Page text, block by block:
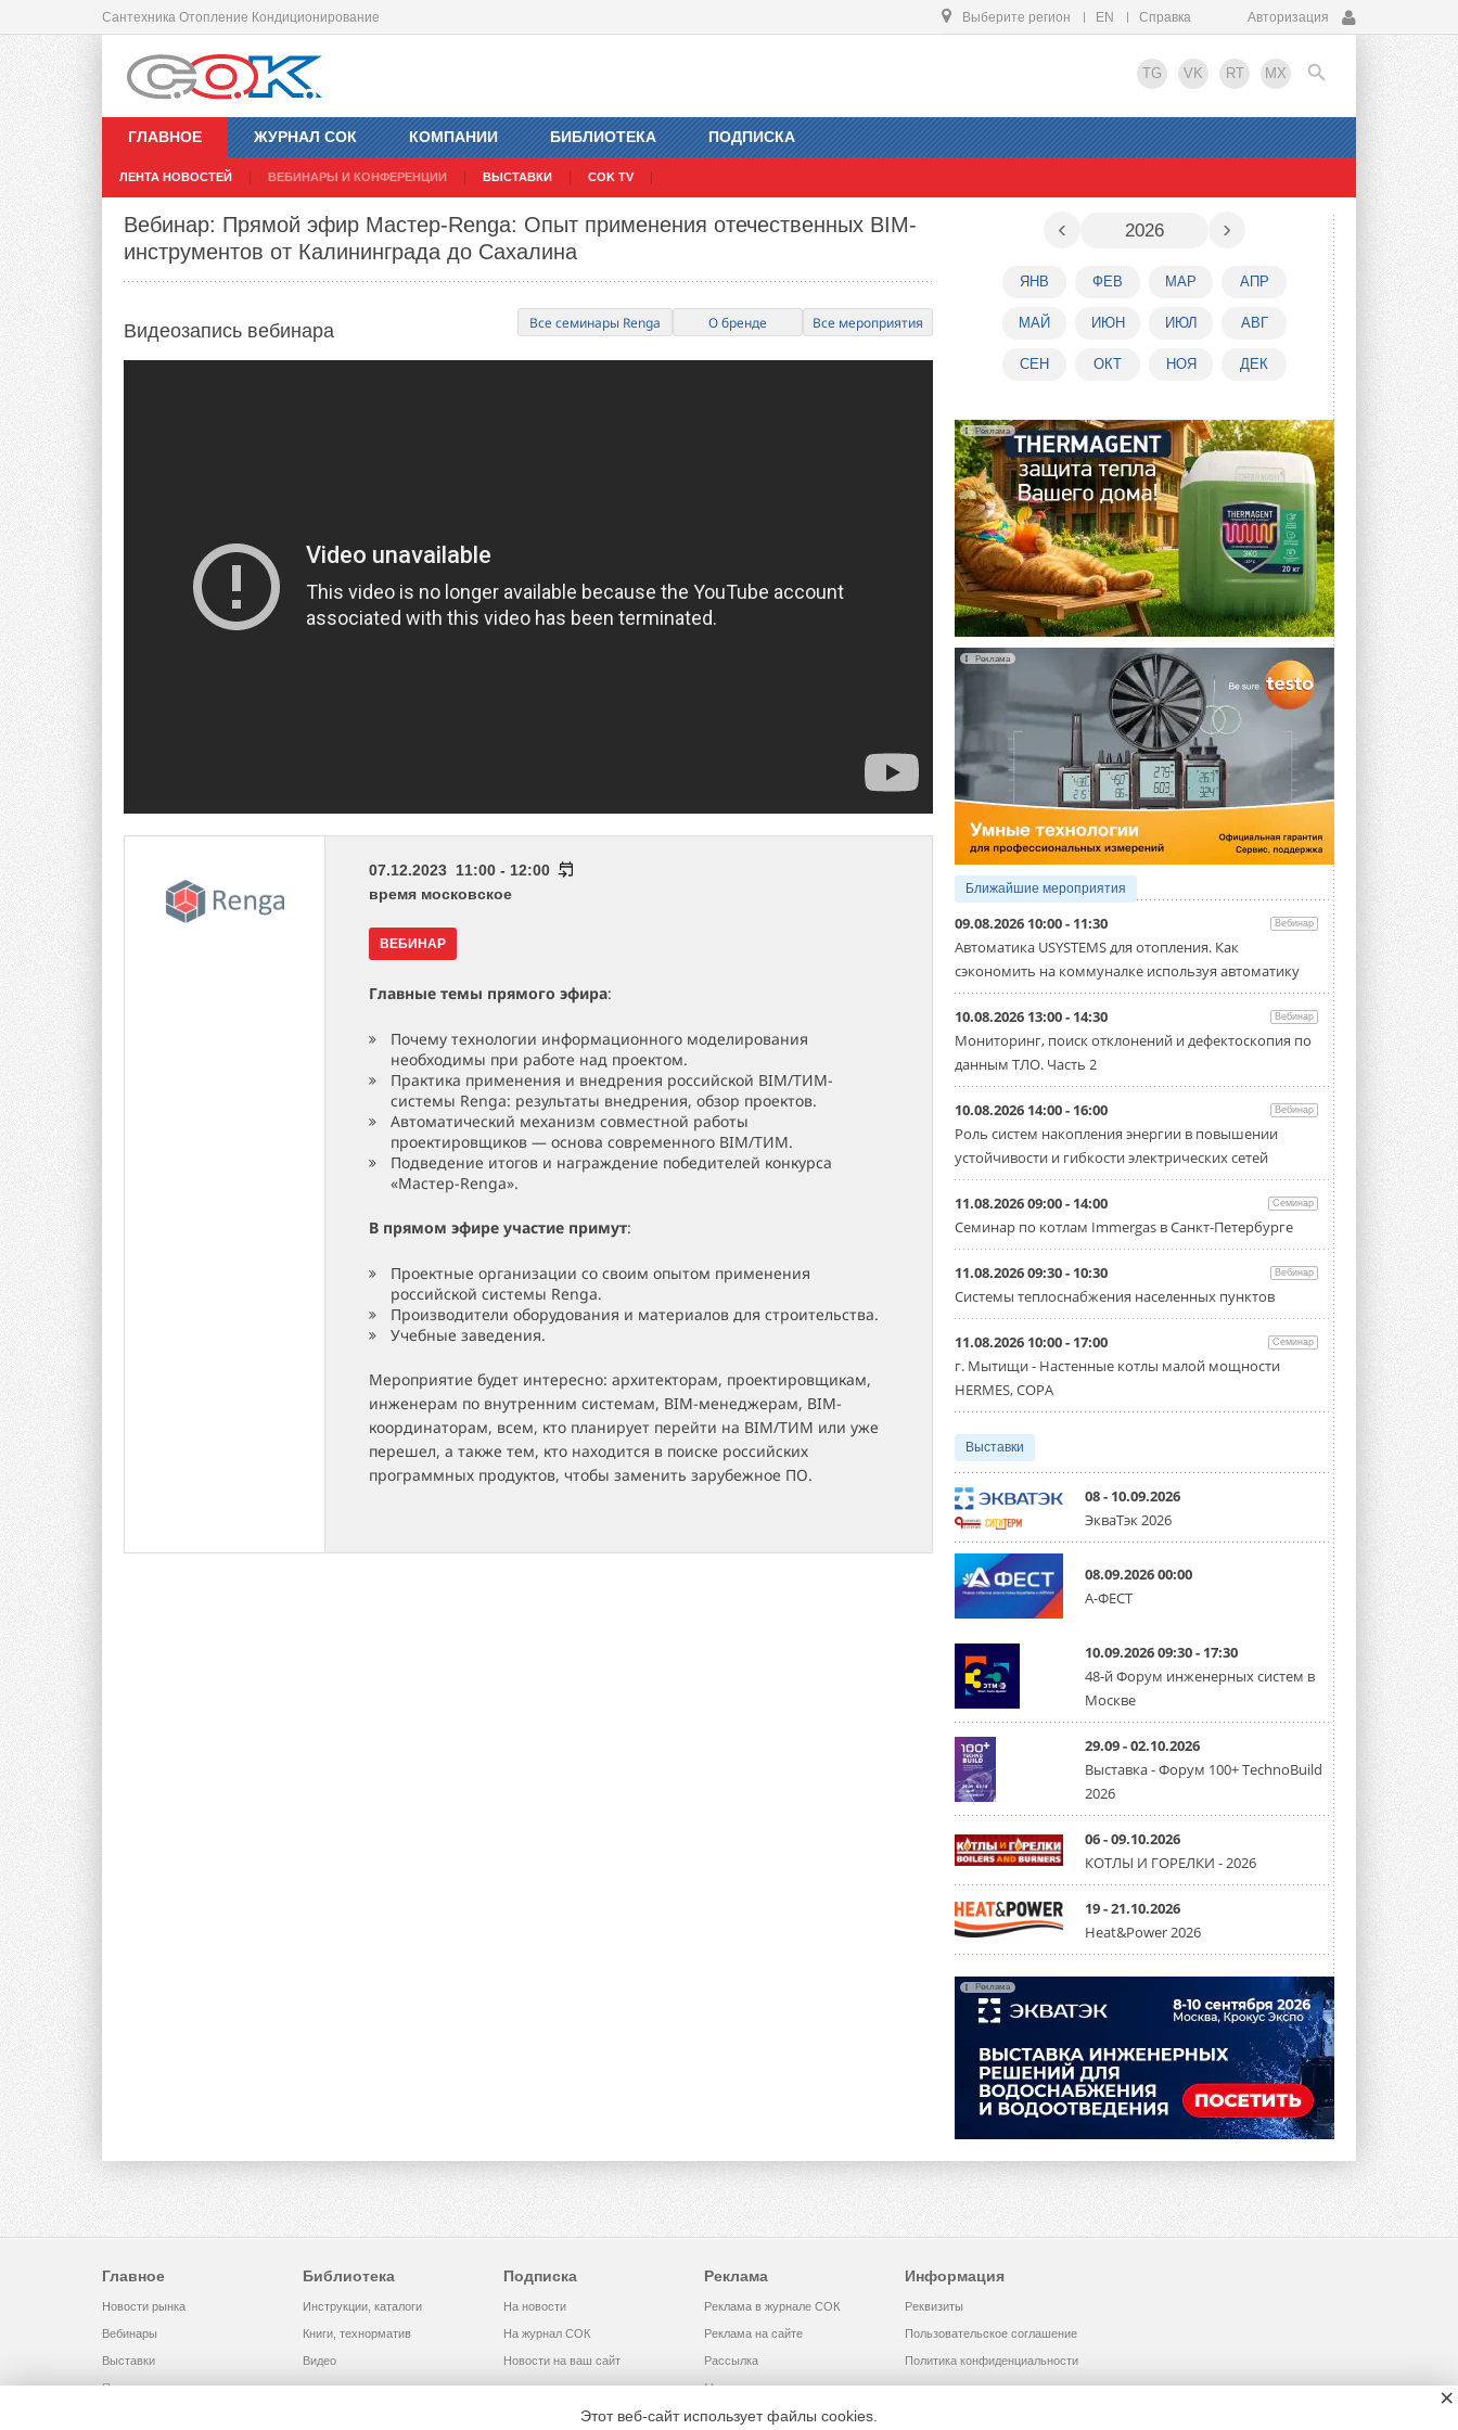
Сантехника Отопление Кондиционирование Выберите регион EN Справка Авторизация
TG VK RT MX
ГЛАВНОЕ
ЛЕНТА НОВОСТЕЙ ВЕБИНАРЫ И КОНФЕРЕНЦИИ ВЫСТАВКИ COK TV
ЖУРНАЛ СОК КОМПАНИИ БИБЛИОТЕКА ПОДПИСКА
EN
Вебинар: Прямой эфир Мастер-Renga: Опыт применения отечественных BIM-
инструментов от Калининграда до Сахалина
Все семинары Renga О бренде Все мероприятия
Видеозапись вебинара
07.12.2023 11:00 - 12:00
время московское
ВЕБИНАР
Главные темы прямого эфира:
Почему технологии информационного моделирования
необходимы при работе над проектом.
Практика применения и внедрения российской BIM/ТИМ-
системы Renga: результаты внедрения, обзор проектов.
Автоматический механизм совместной работы
проектировщиков — основа современного BIM/ТИМ.
Подведение итогов и награждение победителей конкурса
«Мастер-Renga».
В прямом эфире участие примут:
Проектные организации со своим опытом применения
российской системы Renga.
Производители оборудования и материалов для строительства.
Учебные заведения.
Мероприятие будет интересно: архитекторам, проектировщикам,
инженерам по внутренним системам, BIM-менеджерам, BIM-
координаторам, всем, кто планирует перейти на BIM/ТИМ или уже
перешел, а также тем, кто находится в поиске российских
программных продуктов, чтобы заменить зарубежное ПО.
‹ 2026 ›
ЯНВ ФЕВ МАР АПР
МАЙ ИЮН ИЮЛ АВГ
СЕН ОКТ НОЯ ДЕК
Реклама
Реклама
Ближайшие мероприятия
09.08.2026 10:00 - 11:30 Вебинар
Автоматика USYSTEMS для отопления. Как
сэкономить на коммуналке используя автоматику
10.08.2026 13:00 - 14:30 Вебинар
Мониторинг, поиск отклонений и дефектоскопия по
данным ТЛО. Часть 2
10.08.2026 14:00 - 16:00 Вебинар
Роль систем накопления энергии в повышении
устойчивости и гибкости электрических сетей
11.08.2026 09:00 - 14:00 Семинар
Семинар по котлам Immergas в Санкт-Петербурге
11.08.2026 09:30 - 10:30 Вебинар
Системы теплоснабжения населенных пунктов
11.08.2026 10:00 - 17:00 Семинар
г. Мытищи - Настенные котлы малой мощности
HERMES, COPA
Выставки
08 - 10.09.2026
ЭкваТэк 2026
08.09.2026 00:00
А-ФЕСТ
10.09.2026 09:30 - 17:30
48-й Форум инженерных систем в
Москве
29.09 - 02.10.2026
Выставка - Форум 100+ TechnoBuild
2026
06 - 09.10.2026
КОТЛЫ И ГОРЕЛКИ - 2026
19 - 21.10.2026
Heat&Power 2026
Реклама
Главное
Новости рынка
Вебинары
Выставки
Помощь
Библиотека
Инструкции, каталоги
Книги, технорматив
Видео
Подписка
На новости
На журнал СОК
Новости на ваш сайт
Реклама
Реклама в журнале СОК
Реклама на сайте
Рассылка
Медиакит
Информация
Реквизиты
Пользовательское соглашение
Политика конфиденциальности
Этот веб-сайт использует файлы cookies.
×